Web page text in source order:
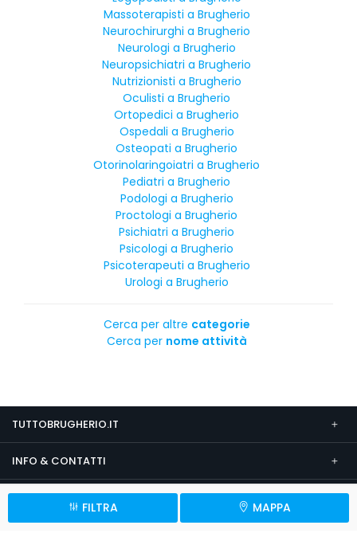
Massoterapisti a Brugherio
Neurochirurghi a Brugherio
Neurologi a Brugherio
Neuropsichiatri a Brugherio
Nutrizionisti a Brugherio
Oculisti a Brugherio
Ortopedici a Brugherio
Ospedali a Brugherio
Osteopati a Brugherio
Otorinolaringoiatri a Brugherio
Pediatri a Brugherio
Podologi a Brugherio
Proctologi a Brugherio
Psichiatri a Brugherio
Psicologi a Brugherio
Psicoterapeuti a Brugherio
Urologi a Brugherio
Cerca per altre categorie
Cerca per nome attività
FILTRA MAPPA
TUTTOBRUGHERIO.IT
INFO & CONTATTI
SEGUICI SU